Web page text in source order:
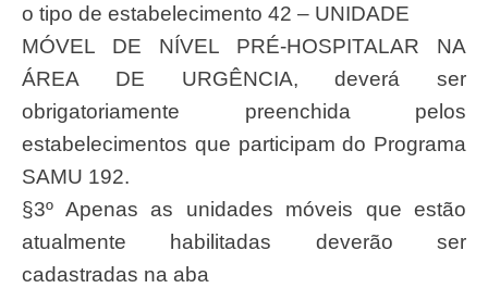
o tipo de estabelecimento 42 – UNIDADE
MÓVEL DE NÍVEL PRÉ-HOSPITALAR NA
ÁREA DE URGÊNCIA, deverá ser
obrigatoriamente preenchida pelos
estabelecimentos que participam do Programa
SAMU 192.
§3º Apenas as unidades móveis que estão
atualmente habilitadas deverão ser
cadastradas na aba